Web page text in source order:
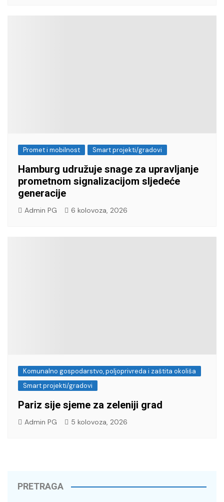
Promet i mobilnost Smart projekti/gradovi
Hamburg udružuje snage za upravljanje
prometnom signalizacijom sljedeće
generacije
Admin PG 6 kolovoza, 2026
Komunalno gospodarstvo, poljoprivreda i zaštita okoliša
Smart projekti/gradovi
Pariz sije sjeme za zeleniji grad
Admin PG 5 kolovoza, 2026
PRETRAGA